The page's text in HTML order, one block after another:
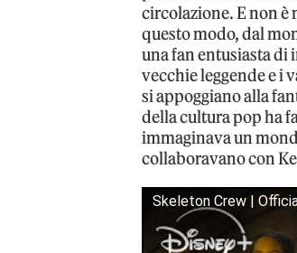
circolazione. E non
questo modo, dal
una fan entusiasta di
vecchie leggende e i
si appoggiano alla
della cultura pop ha
immaginava un
collaboravano con
Skeleton Crew |